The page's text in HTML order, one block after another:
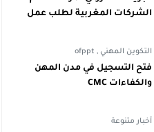
الشركات المغربية لطلب عمل
التكوين المهني,
ofppt
فتح التسجيل في مدن المهن
والكفاءات CMC
أخبار متنوعة